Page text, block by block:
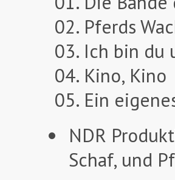
02. Pferds
03. Ich bin du
04. Kino, Kino
05. Ein
NDR
Schaf, und